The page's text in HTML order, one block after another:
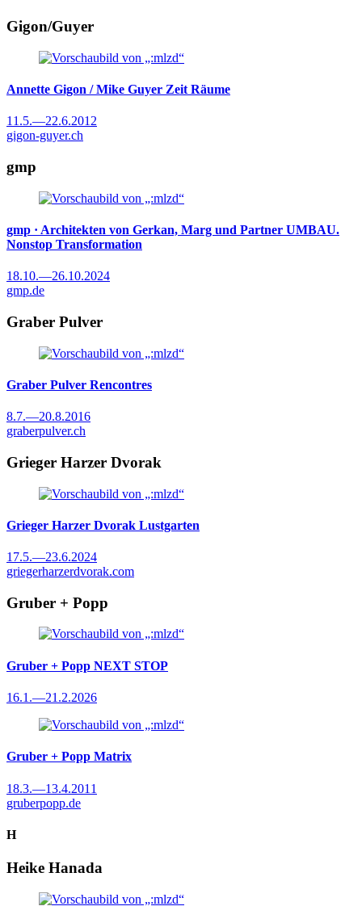
Gigon/Guyer
Annette Gigon / Mike Guyer Zeit Räume
11.5.—22.6.2012
gigon-guyer.ch
gmp
gmp · Architekten von Gerkan, Marg und Partner UMBAU.
Nonstop Transformation
18.10.—26.10.2024
gmp.de
Graber Pulver
Graber Pulver Rencontres
8.7.—20.8.2016
graberpulver.ch
Grieger Harzer Dvorak
Grieger Harzer Dvorak Lustgarten
17.5.—23.6.2024
griegerharzerdvorak.com
Gruber + Popp
Gruber + Popp NEXT STOP
16.1.—21.2.2026
Gruber + Popp Matrix
18.3.—13.4.2011
gruberpopp.de
H
Heike Hanada